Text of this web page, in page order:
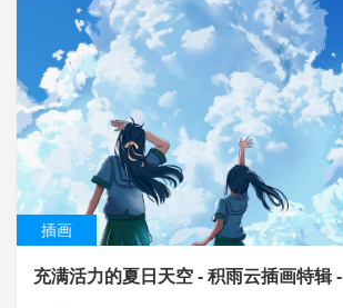
插画
充满活力的夏日天空 - 积雨云插画特辑 -